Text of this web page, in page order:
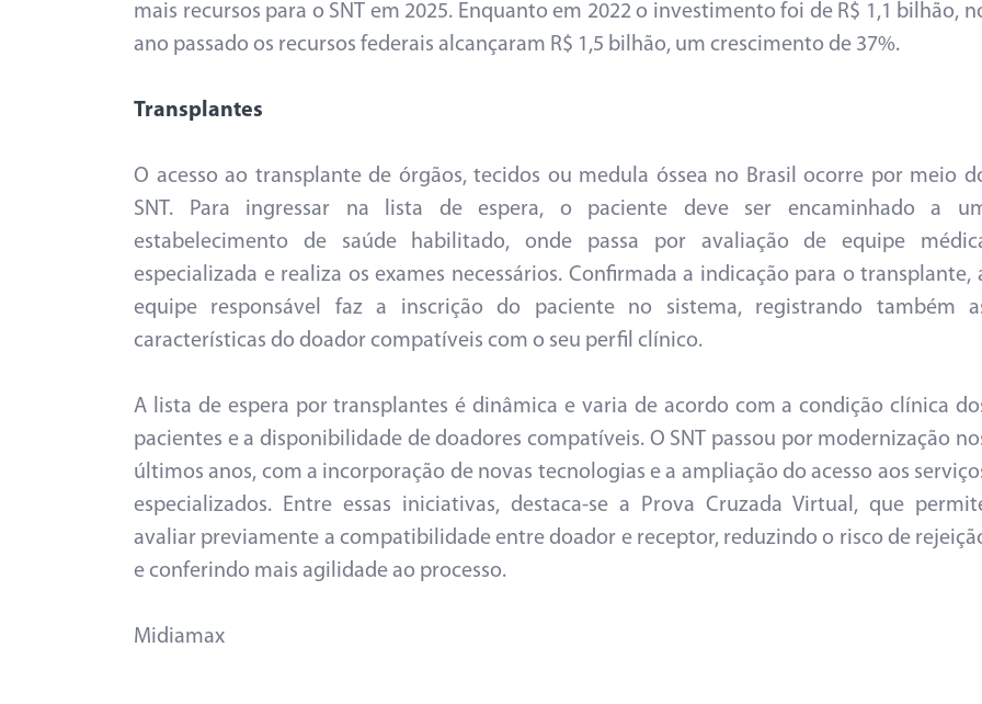
mais recursos para o SNT em 2025. Enquanto em 2022 o investimento foi de R$ 1,1 bilhão,
ano passado os recursos federais alcançaram R$ 1,5 bilhão, um crescimento de 37%.
Transplantes
O acesso ao transplante de órgãos, tecidos ou medula óssea no Brasil ocorre por meio
SNT. Para ingressar na lista de espera, o paciente deve ser encaminhado a
estabelecimento de saúde habilitado, onde passa por avaliação de equipe
especializada e realiza os exames necessários. Confirmada a indicação para o transplante,
equipe responsável faz a inscrição do paciente no sistema, registrando também
características do doador compatíveis com o seu perfil clínico.
A lista de espera por transplantes é dinâmica e varia de acordo com a condição clínica
pacientes e a disponibilidade de doadores compatíveis. O SNT passou por modernização
últimos anos, com a incorporação de novas tecnologias e a ampliação do acesso aos
especializados. Entre essas iniciativas, destaca-se a Prova Cruzada Virtual, que
avaliar previamente a compatibilidade entre doador e receptor, reduzindo o risco de
e conferindo mais agilidade ao processo.
Midiamax